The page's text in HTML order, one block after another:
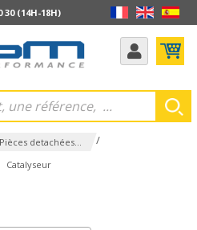
30 (14H-18H)
Pièces detachées... /
Catalyseur